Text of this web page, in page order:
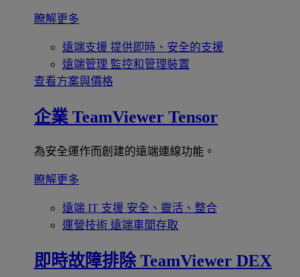
瞭解更多
遠端支援 提供即時、安全的支援
遠端管理 監控和管理裝置
查看方案與價格
企業 TeamViewer Tensor
為安全運作而創建的遠端連線功能。
瞭解更多
遠端 IT 支援 安全、靈活、整合
運營技術 遠端車間存取
即時故障排除 TeamViewer DEX